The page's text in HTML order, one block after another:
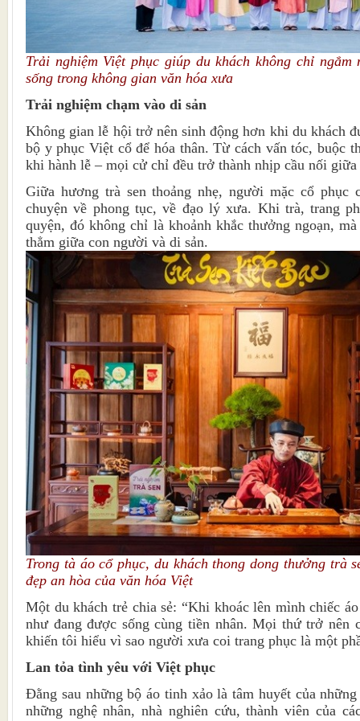
Trải nghiệm Việt phục giúp du khách không chỉ
sống trong không gian văn hóa xưa
Trải nghiệm chạm vào di sản
Không gian lễ hội trở nên sinh động hơn khi du khách
bộ y phục Việt cổ để hóa thân. Từ cách vấn tóc, buộc
khi hành lễ – mọi cử chỉ đều trở thành nhịp cầu nối
Giữa hương trà sen thoảng nhẹ, người mặc cổ phục
chuyện về phong tục, về đạo lý xưa. Khi trà, trang
quyện, đó không chỉ là khoảnh khắc thưởng ngoạn,
thẳm giữa con người và di sản.
Trong tà áo cổ phục, du khách thong dong thưởng trà
đẹp an hòa của văn hóa Việt
Một du khách trẻ chia sẻ: “Khi khoác lên mình chiếc
như đang được sống cùng tiền nhân. Mọi thứ trở nên
khiến tôi hiểu vì sao người xưa coi trang phục là một
Lan tỏa tình yêu với Việt phục
Đằng sau những bộ áo tinh xảo là tâm huyết của
những nghệ nhân, nhà nghiên cứu, thành viên của